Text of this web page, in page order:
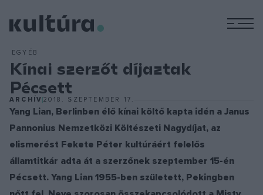
EGYÉB
Kínai szerzőt díjaztak
Pécsett
ARCHÍV2018. SZEPTEMBER 17.
Yang Lian, Berlinben élő kínai költő kapta idén a Janus
Pannonius Nemzetközi Költészeti Nagydíjat, az
elismerést Fekete Péter kultúráért felelős
államtitkár adta át a szerzőnek szeptember 15-én
Pécsett. Yang Lian 1955-ben született, Pekingben